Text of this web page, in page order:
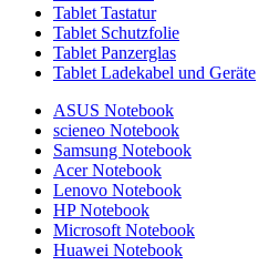
Tablet Tastatur
Tablet Schutzfolie
Tablet Panzerglas
Tablet Ladekabel und Geräte
ASUS Notebook
scieneo Notebook
Samsung Notebook
Acer Notebook
Lenovo Notebook
HP Notebook
Microsoft Notebook
Huawei Notebook